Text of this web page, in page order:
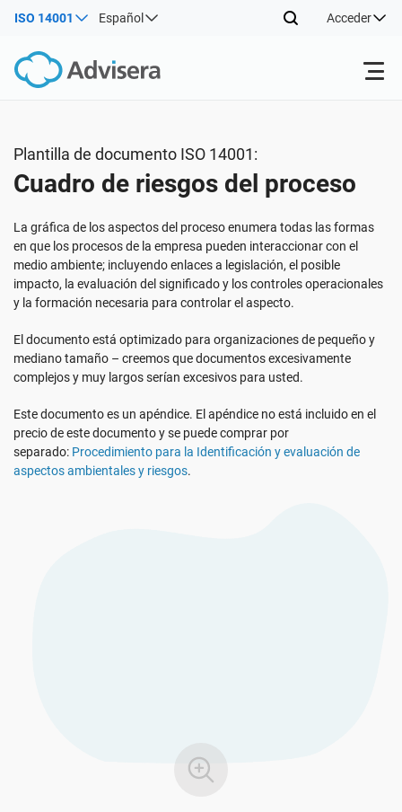
ISO 14001 Español Acceder
ISO 27001
NIS2
DORA
ISO 42001
RGPD UE
ISO 9001
Recursos gratuitos
Por tipo
Por dónde empezar
Otros
Sectores
Consultores
Empresas de TI y SaaS
Infraestructura crítica
Fabricación
Acerca de nosotros
Contáctenos
Ver Demo
Plantilla de documento ISO 14001:
Cuadro de riesgos del proceso
La gráfica de los aspectos del proceso enumera todas las formas
en que los procesos de la empresa pueden interaccionar con el
medio ambiente; incluyendo enlaces a legislación, el posible
impacto, la evaluación del significado y los controles operacionales
y la formación necesaria para controlar el aspecto.
El documento está optimizado para organizaciones de pequeño y
mediano tamaño – creemos que documentos excesivamente
complejos y muy largos serían excesivos para usted.
Este documento es un apéndice. El apéndice no está incluido en el
precio de este documento y se puede comprar por
separado: Procedimiento para la Identificación y evaluación de
aspectos ambientales y riesgos.